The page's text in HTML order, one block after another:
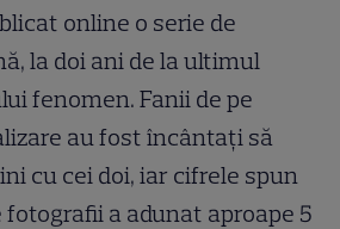
online o serie de
la doi ani de la ultimul
fenomen. Fanii de pe
au fost încântați să
cu cei doi, iar cifrele spun
a adunat aproape 5